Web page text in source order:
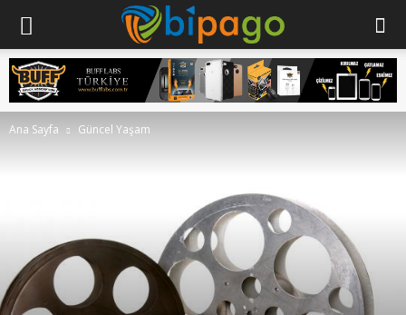
Ana Sayfa Güncel Yaşam